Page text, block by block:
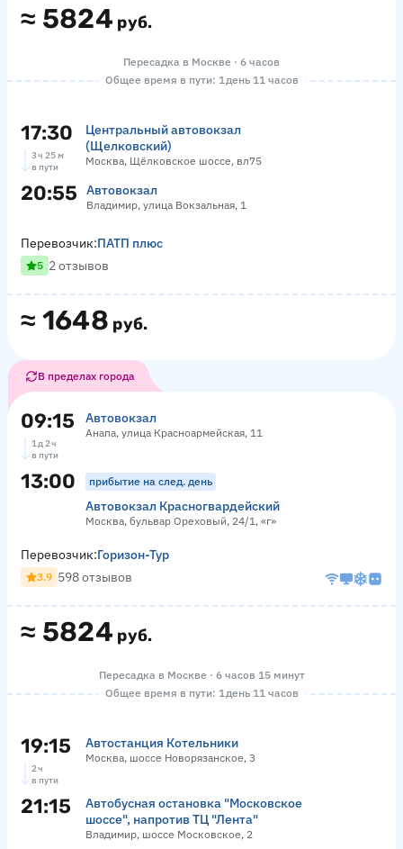
≈ 5824 руб.
Пересадка в Москве · 6 часов
Общее время в пути: 1 день 11 часов
17:30
Центральный автовокзал
(Щелковский)
Москва, Щёлковское шоссе, вл75
3 ч 25 м
в пути
20:55 Автовокзал
Владимир, улица Вокзальная, 1
≈ 1648 руб.
Перевозчик:ПАТП плюс
5 2 отзывов
В пределах города
09:15 Автовокзал
Анапа, улица Красноармейская, 11
1 д 2 ч
в пути
13:00 прибытие на след. день
Автовокзал Красногвардейский
Москва, бульвар Ореховый, 24/1, «г»
≈ 5824 руб.
Перевозчик:Горизон-Тур
3.9 598 отзывов
Пересадка в Москве · 6 часов 15 минут
Общее время в пути: 1 день 11 часов
19:15 Автостанция Котельники
Москва, шоссе Новорязанское, 3
2 ч
в пути
21:15
Автобусная остановка "Московское
шоссе", напротив ТЦ "Лента"
Владимир, шоссе Московское, 2